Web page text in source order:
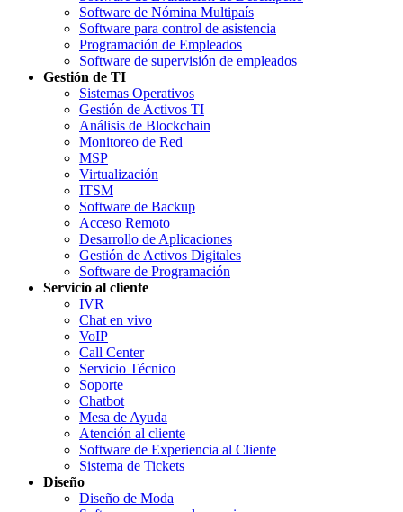
Software de Nómina Multipaís
Software para control de asistencia
Programación de Empleados
Software de supervisión de empleados
Gestión de TI
Sistemas Operativos
Gestión de Activos TI
Análisis de Blockchain
Monitoreo de Red
MSP
Virtualización
ITSM
Software de Backup
Acceso Remoto
Desarrollo de Aplicaciones
Gestión de Activos Digitales
Software de Programación
Servicio al cliente
IVR
Chat en vivo
VoIP
Call Center
Servicio Técnico
Soporte
Chatbot
Mesa de Ayuda
Atención al cliente
Software de Experiencia al Cliente
Sistema de Tickets
Diseño
Diseño de Moda